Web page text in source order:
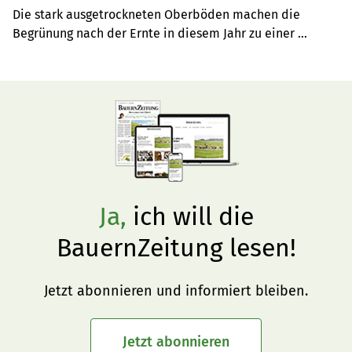
Die stark ausgetrockneten Oberböden machen die
Begrünung nach der Ernte in diesem Jahr zu einer
Ja, ich will die
BauernZeitung lesen!
Jetzt abonnieren und informiert bleiben.
Jetzt abonnieren